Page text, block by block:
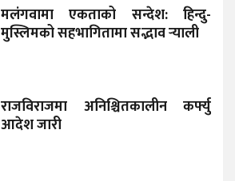
मलंगवामा एकताको सन्देश: हिन्दु-
मुस्लिमको सहभागितामा सद्भाव र्‍याली
राजविराजमा अनिश्चितकालीन कर्फ्यु
आदेश जारी